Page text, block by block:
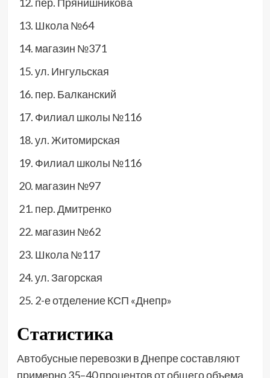
Школа №64
магазин №371
ул. Ингульская
пер. Балканский
Филиал школы №116
ул. Житомирская
Филиал школы №116
магазин №97
пер. Дмитренко
магазин №62
Школа №117
ул. Загорская
2-е отделение КСП «Днепр»
Статистика
Автобусные перевозки в Днепре составляют
примерно 35–40 процентов от общего объема